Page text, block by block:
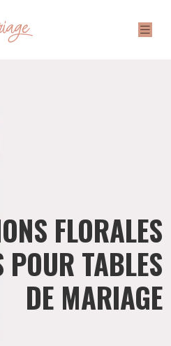
FLORALES
POUR TABLES
DE MARIAGE